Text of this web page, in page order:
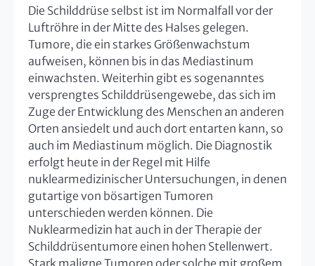
Die Schilddrüse selbst ist im Normalfall vor der
Luftröhre in der Mitte des Halses gelegen.
Tumore, die ein starkes Größenwachstum
aufweisen, können bis in das Mediastinum
einwachsten. Weiterhin gibt es sogenanntes
versprengtes Schilddrüsengewebe, das sich im
Zuge der Entwicklung des Menschen an anderen
Orten ansiedelt und auch dort entarten kann, so
auch im Mediastinum möglich. Die Diagnostik
erfolgt heute in der Regel mit Hilfe
nuklearmedizinischer Untersuchungen, in denen
gutartige von bösartigen Tumoren
unterschieden werden können. Die
Nuklearmedizin hat auch in der Therapie der
Schilddrüsentumore einen hohen Stellenwert.